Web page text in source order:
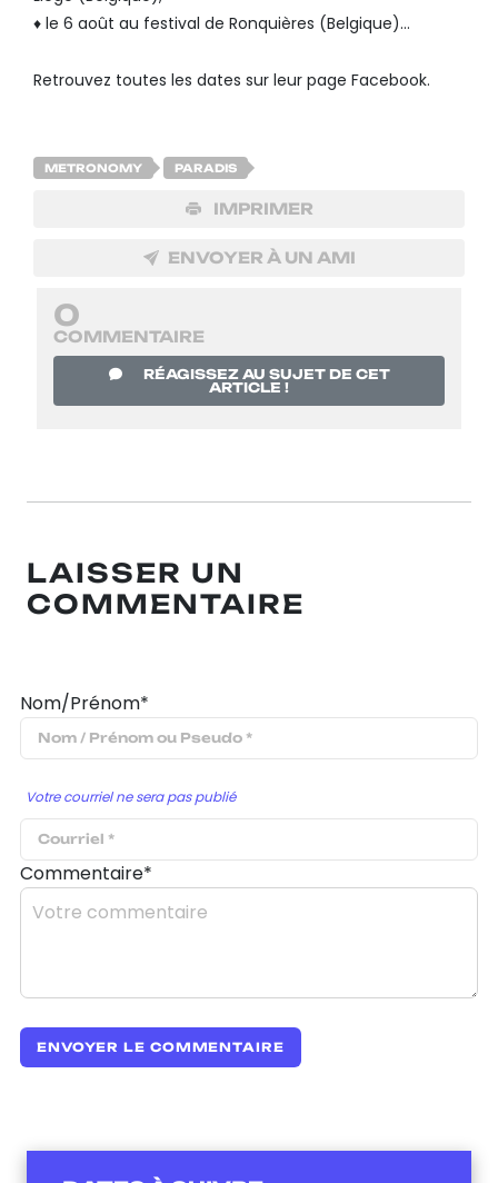
♦ le 6 août au festival de Ronquières (Belgique)…
Retrouvez toutes les dates sur leur page Facebook.
METRONOMY PARADIS
IMPRIMER
ENVOYER À UN AMI
0
COMMENTAIRE
RÉAGISSEZ AU SUJET DE CET
ARTICLE !
LAISSER UN
COMMENTAIRE
Nom/Prénom*
Votre courriel ne sera pas publié
Commentaire*